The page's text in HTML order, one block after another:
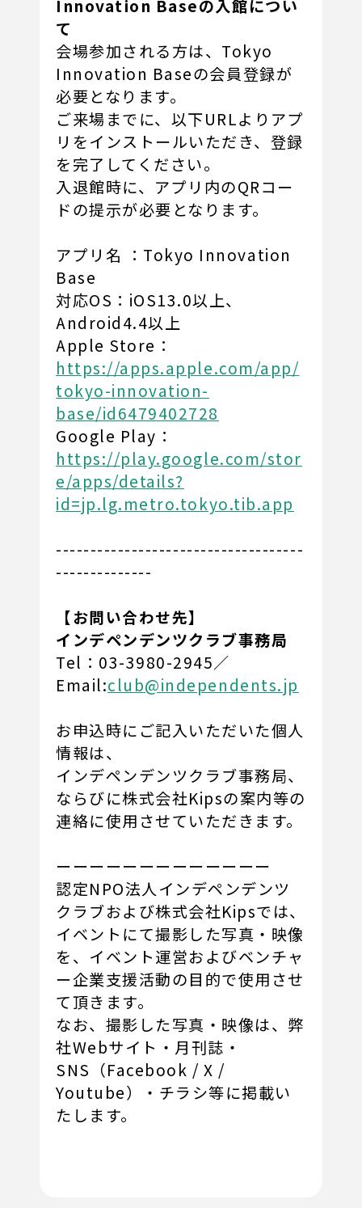
Innovation Baseの入館につい
て
会場参加される方は、Tokyo
Innovation Baseの会員登録が
必要となります。
ご来場までに、以下URLよりアプ
リをインストールいただき、登録
を完了してください。
入退館時に、アプリ内のQRコー
ドの提示が必要となります。
アプリ名 ：Tokyo Innovation
Base
対応OS：iOS13.0以上、
Android4.4以上
Apple Store：
https://apps.apple.com/app/
tokyo-innovation-
base/id6479402728
Google Play：
https://play.google.com/stor
e/apps/details?
id=jp.lg.metro.tokyo.tib.app
------------------------------------
--------------
【お問い合わせ先】
インデペンデンツクラブ事務局
Tel：03-3980-2945／
Email:club@independents.jp
お申込時にご記入いただいた個人
情報は、
インデペンデンツクラブ事務局、
ならびに株式会社Kipsの案内等の
連絡に使用させていただきます。
ーーーーーーーーーーーーー
認定NPO法人インデペンデンツ
クラブおよび株式会社Kipsでは、
イベントにて撮影した写真・映像
を、イベント運営およびベンチャ
ー企業支援活動の目的で使用させ
て頂きます。
なお、撮影した写真・映像は、弊
社Webサイト・月刊誌・
SNS（Facebook / X /
Youtube）・チラシ等に掲載い
たします。